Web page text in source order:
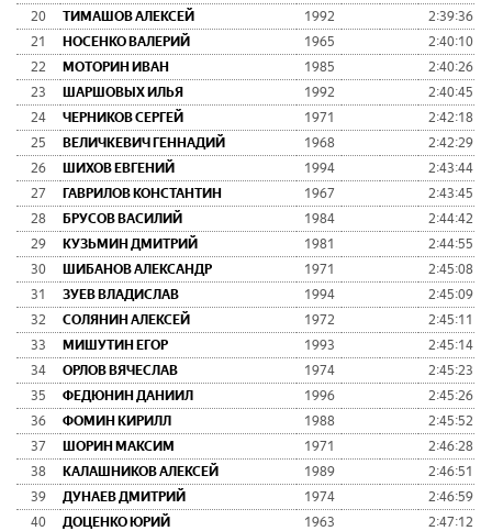
20
ТИМАШОВ АЛЕКСЕЙ 1992
2:39:36
21
НОСЕНКО ВАЛЕРИЙ 1965
2:40:10
22
МОТОРИН ИВАН 1985
2:40:26
23
ШАРШОВЫХ ИЛЬЯ 1992
2:40:45
24
ЧЕРНИКОВ СЕРГЕЙ 1971
2:42:18
25
ВЕЛИЧКЕВИЧ ГЕННАДИЙ 1968
2:42:29
26
ШИХОВ ЕВГЕНИЙ 1994
2:43:44
27
ГАВРИЛОВ КОНСТАНТИН 1967
2:43:45
28
БРУСОВ ВАСИЛИЙ 1984
2:44:42
29
КУЗЬМИН ДМИТРИЙ 1981
2:44:55
30
ШИБАНОВ АЛЕКСАНДР 1971
2:45:08
31
ЗУЕВ ВЛАДИСЛАВ 1994
2:45:09
32
СОЛЯНИН АЛЕКСЕЙ 1972
2:45:11
33
МИШУТИН ЕГОР 1993
2:45:14
34
ОРЛОВ ВЯЧЕСЛАВ 1974
2:45:23
35
ФЕДЮНИН ДАНИИЛ 1996
2:45:26
36
ФОМИН КИРИЛЛ 1988
2:45:52
37
ШОРИН МАКСИМ 1971
2:46:28
38
КАЛАШНИКОВ АЛЕКСЕЙ 1989
2:46:51
39
ДУНАЕВ ДМИТРИЙ 1974
2:46:59
40
ДОЦЕНКО ЮРИЙ 1963
2:47:12